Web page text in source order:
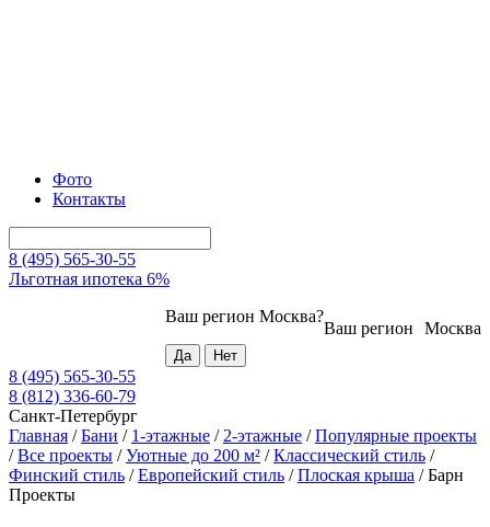
Фото
Контакты
8 (495) 565-30-55
Льготная ипотека 6%
Москва
Ваш регион
Ваш регион Москва?
8 (495) 565-30-55
8 (812) 336-60-79
Санкт-Петербург
Главная /Бани / 1-этажные / 2-этажные /Популярные проекты
/Все проекты /Уютные до 200 м² /Классический стиль /
Финский стиль /Европейский стиль /Плоская крыша /Барн
Проекты